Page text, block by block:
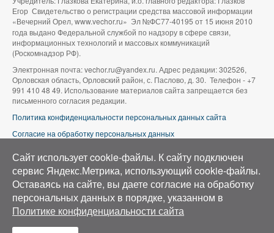
Егор Свидетельство о регистрации средства массовой информации
«Вечерний Орел, www.vechor.ru» Эл №ФС77-40195 от 15 июня 2010
года выдано Федеральной службой по надзору в сфере связи,
информационных технологий и массовых коммуникаций
(Роскомнадзор РФ).
Электронная почта: vechor.ru@yandex.ru. Адрес редакции: 302526,
Орловская область, Орловский район, с. Паслово, д. 30. Телефон - +7
991 410 48 49. Использование материалов сайта запрещается без
письменного согласия редакции.
Политика конфиденциальности персональных данных сайта
Согласие на обработку персональных данных
Аэросъемка в Орле»
Сайт использует cookie-файлы. К cайту подключен
сервис Яндекс.Метрика, использующий cookie-файлы.
Оставаясь на сайте, вы даете согласие на обработку
персональных данных в порядке, указанном в
Политике конфиденциальности сайта